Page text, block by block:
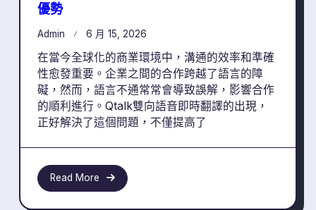
優勢
Admin 6 月 15, 2026
在當今全球化的商業環境中，溝通的效率和準確
性愈發重要。企業之間的合作跨越了語言的障
礙，然而，語言不通常常會導致誤解，影響合作
的順利進行。Qtalk雙向語音即時翻譯的出現，
正好解決了這個問題，不僅提高了
Read More